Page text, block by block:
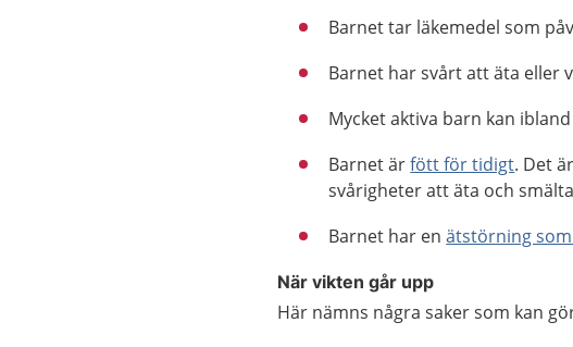
Barnet tar läkemedel som
Barnet har svårt att äta eller
Mycket aktiva barn kan
Barnet ärfött för tidigt. Det
svårigheter att äta och
Barnet har enätstörning
När vikten går upp
Här nämns några saker som kan